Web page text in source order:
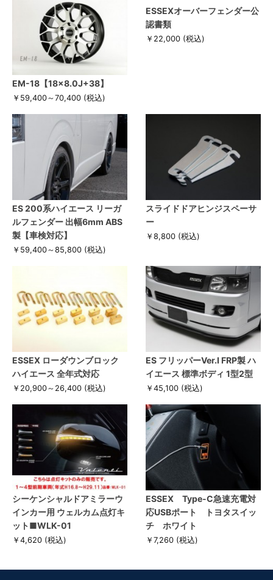
EM-18【18×8.0J+38】
￥59,400～70,400 (税込)
ESSEXオーバーフェンダー公
認書類
￥22,000 (税込)
ES 200系ハイエース リーガ
ルフェンダー 出幅6mm ABS
製【車検対応】
￥59,400～85,800 (税込)
スライドドアヒンジスペーサ
ー
￥8,800 (税込)
ESSEX ローダウンブロック
ハイエース 全年式対応
￥20,900～26,400 (税込)
ES フリッパーVer.I FRP製 ハ
イエース 標準ボディ 1型2型
￥45,100 (税込)
シーケンシャルドアミラーウ
インカー用 ウェルカム点灯キ
ット■WLK-01
￥4,620 (税込)
ESSEX Type-C急速充電対
応USBポート トヨタスイッ
チ ホワイト
￥7,260 (税込)